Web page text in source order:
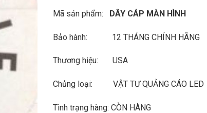
Mã sản phẩm: DÂY CÁP MÀN HÌNH
Bảo hành: 12 THÁNG CHÍNH HÃNG
Thương hiệu: USA
Chủng loại: VẬT TƯ QUẢNG CÁO LED
Tình trạng hàng: CÒN HÀNG